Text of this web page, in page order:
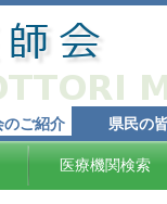
のご紹介 県民の
医療機関検索